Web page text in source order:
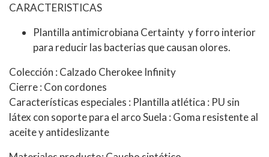
CARACTERISTICAS
Plantilla antimicrobiana Certainty y forro interior
para reducir las bacterias que causan olores.
Colección : Calzado Cherokee Infinity
Cierre : Con cordones
Características especiales : Plantilla atlética : PU sin
látex con soporte para el arco Suela : Goma resistente al
aceite y antideslizante